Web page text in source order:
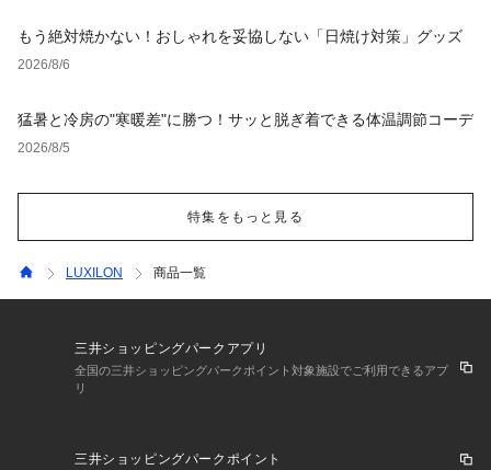
もう絶対焼かない！おしゃれを妥協しない「日焼け対策」グッズ
2026/8/6
猛暑と冷房の"寒暖差"に勝つ！サッと脱ぎ着できる体温調節コーデ
2026/8/5
特集をもっと見る
LUXILON 商品一覧
三井ショッピングパークアプリ
全国の三井ショッピングパークポイント対象施設でご利用できるアプ
リ
三井ショッピングパークポイント